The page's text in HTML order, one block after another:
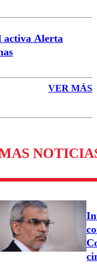
activa Alerta
VER MÁS